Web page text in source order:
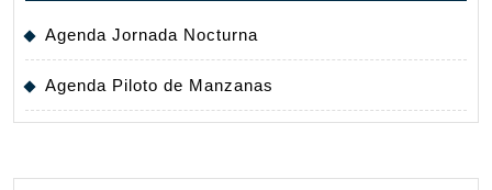
Agenda Jornada Nocturna
Agenda Piloto de Manzanas